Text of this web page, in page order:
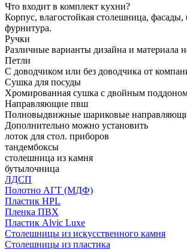
Что входит в комплект кухни?
Корпус, влагостойкая столешница, фасады,
фурнитура.
Ручки
Различные варианты дизайна и материала
Петли
С доводчиком или без доводчика от
Сушка для посуды
Хромированная сушка с двойным
Направляющие пвш
Полновыдвижные шариковые
Дополнительно можно установить
лоток для стол. приборов
тандембоксы
столешница из камня
бутылочница
ЛДСП
Полотно АГТ (МДФ)
Пластик HPL
Пленка ПВХ
Пластик Alvic Luxe
Столешницы из искусственного камня
Столешницы из пластика